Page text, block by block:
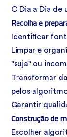
O Dia a Dia de
Recolha e
Identificar
Limpar e
"suja" ou
Transformar
pelos
Garantir
Construção de
Escolher